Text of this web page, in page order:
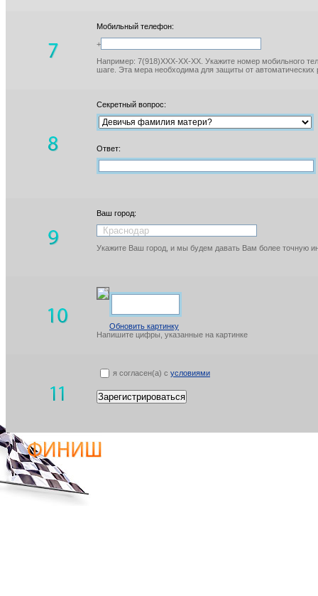
Мобильный телефон:
+
Например: 7(918)XXX-XX-XX. Укажите номер мобильного
шаге. Эта мера необходима для защиты от автоматических
Секретный вопрос:
Ответ:
Ваш город:
Укажите Ваш город, и мы будем давать Вам более точную
Обновить картинку
Напишите цифры, указанные на картинке
я согласен(а) с условиями
Зарегистрироваться